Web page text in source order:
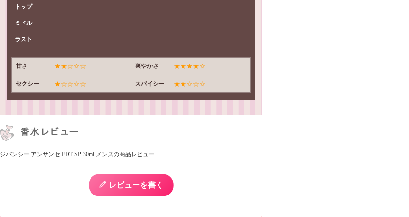
トップ
ミドル
ラスト
甘さ ★★☆☆☆ 爽やかさ ★★★★☆
セクシー ★☆☆☆☆ スパイシー ★★☆☆☆
ジバンシー アンサンセ EDT SP 30ml メンズの商品レビュー
レビューを書く